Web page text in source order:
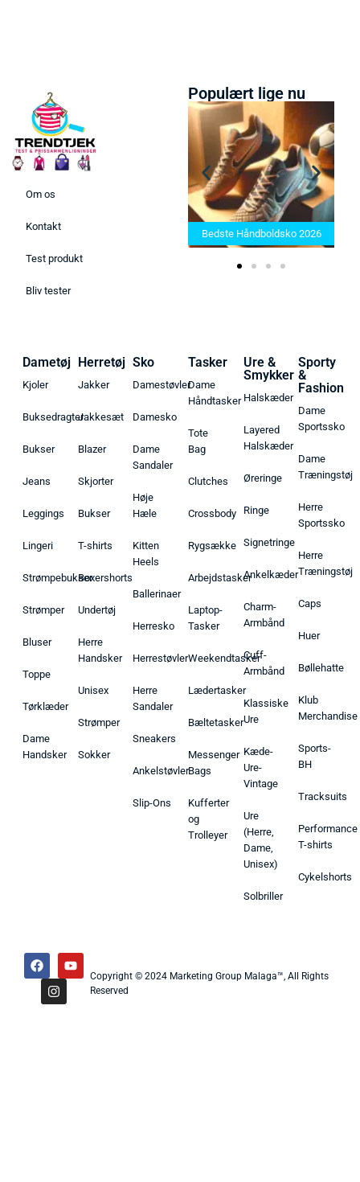
Om os
Kontakt
Test produkt
Bliv tester
Populært lige nu
Bedste Saunatæppe 2025 –
Find de bedste produkter her!
Bedste Håndboldsko 2026
Dametøj
Kjoler
Buksedragter
Bukser
Jeans
Leggings
Lingeri
Strømpebukser
Strømper
Bluser
Toppe
Tørklæder
Dame
Handsker
Herretøj
Jakker
Jakkesæt
Blazer
Skjorter
Bukser
T-shirts
Boxershorts
Undertøj
Herre
Handsker
Unisex
Strømper
Sokker
Sko
Damestøvler
Damesko
Dame
Sandaler
Høje
Hæle
Kitten
Heels
Ballerinaer
Herresko
Herrestøvler
Herre
Sandaler
Sneakers
Ankelstøvler
Slip-Ons
Tasker
Dame
Håndtasker
Tote
Bag
Clutches
Crossbody
Rygsække
Arbejdstasker
Laptop-
Tasker
Weekendtasker
Lædertasker
Bæltetasker
Messenger
Bags
Kufferter
og
Trolleyer
Ure &
Smykker
Halskæder
Layered
Halskæder
Øreringe
Ringe
Signetringe
Ankelkæder
Charm-
Armbånd
Cuff-
Armbånd
Klassiske
Ure
Kæde-
Ure-
Vintage
Ure
(Herre,
Dame,
Unisex)
Solbriller
Sporty
&
Fashion
Dame
Sportssko
Dame
Træningstøj
Herre
Sportssko
Herre
Træningstøj
Caps
Huer
Bøllehatte
Klub
Merchandise
Sports-
BH
Tracksuits
Performance
T-shirts
Cykelshorts
Copyright © 2024 Marketing Group Malaga™, All Rights
Reserved